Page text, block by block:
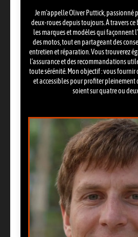
Je m’appelle Oliver Puttick, passionné
deux-roues depuis toujours. À travers ce
les marques et modèles qui façonnent
des motos, tout en partageant des
entretien et réparation. Vous trouverez
l’assurance et des recommandations
toute sérénité. Mon objectif : vous
et accessibles pour profiter pleinement
soient sur quatre ou